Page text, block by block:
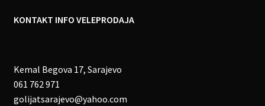
KONTAKT INFO VELEPRODAJA
Kemal Begova 17, Sarajevo
061 762 971
golijatsarajevo@yahoo.com